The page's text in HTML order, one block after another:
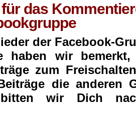
das
der Facebook-
haben wir
zum
die anderen
wir Dich